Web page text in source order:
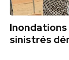
Inondations
sinistrés